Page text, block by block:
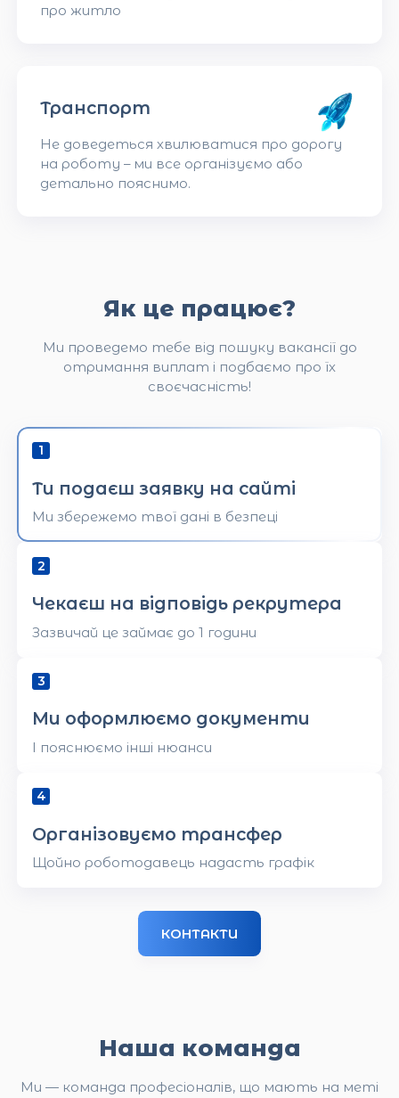
про житло
Транспорт
Не доведеться хвилюватися про дорогу
на роботу – ми все організуємо або
детально пояснимо.
Як це працює?
Ми проведемо тебе від пошуку вакансії до
отримання виплат і подбаємо про їх
своєчасність!
Ти подаєш заявку на сайті
Ми збережемо твої дані в безпеці
Чекаєш на відповідь рекрутера
Зазвичай це займає до 1 години
Ми оформлюємо документи
І пояснюємо інші нюанси
Організовуємо трансфер
Щойно роботодавець надасть графік
КОНТАКТИ
Наша команда
Ми — команда професіоналів, що мають на меті